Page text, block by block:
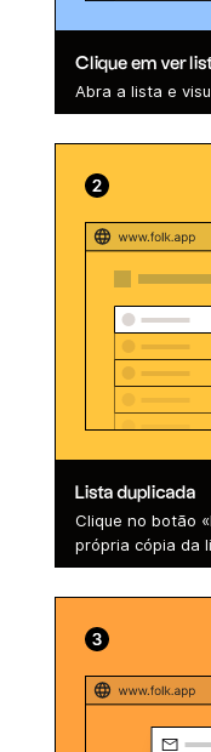
Clique em ver
Abra a lista e
Lista duplicada
Clique no botão
própria cópia da